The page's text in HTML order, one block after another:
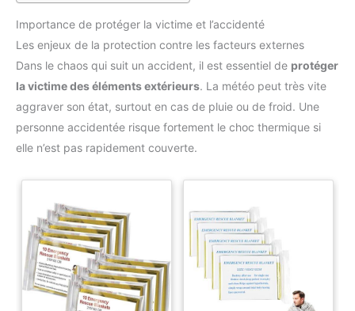
Importance de protéger la victime et l’accidenté
Les enjeux de la protection contre les facteurs externes
Dans le chaos qui suit un accident, il est essentiel de protéger
la victime des éléments extérieurs. La météo peut très vite
aggraver son état, surtout en cas de pluie ou de froid. Une
personne accidentée risque fortement le choc thermique si
elle n’est pas rapidement couverte.